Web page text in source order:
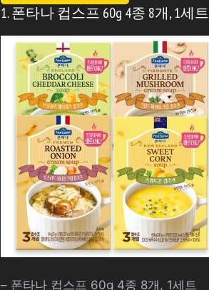
1. 폰타나 컵스프 60g 4종 8개, 1세트
– 폰타나 컵스프 60g 4종 8개, 1세트